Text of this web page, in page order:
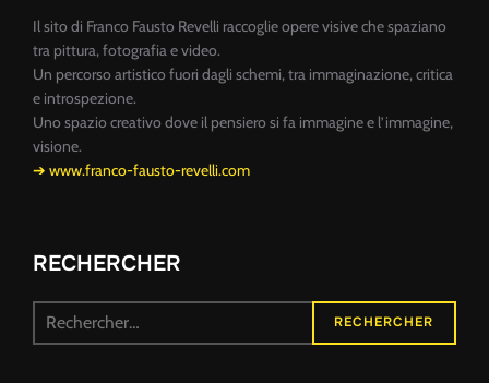
Il sito di Franco Fausto Revelli raccoglie opere visive che spaziano
tra pittura, fotografia e video.
Un percorso artistico fuori dagli schemi, tra immaginazione, critica
e introspezione.
Uno spazio creativo dove il pensiero si fa immagine e l’immagine,
visione.
➔ www.franco-fausto-revelli.com
RECHERCHER
Recherche
RECHERCHER